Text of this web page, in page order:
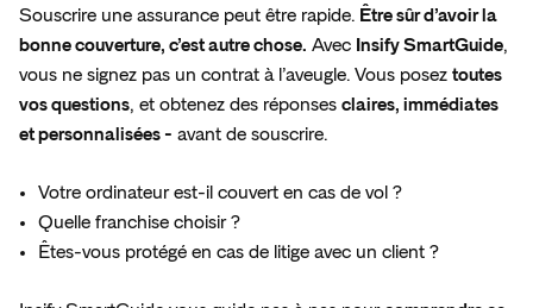
Souscrire une assurance peut être rapide. Être sûr d’avoir la
bonne couverture, c’est autre chose. Avec Insify SmartGuide,
vous ne signez pas un contrat à l’aveugle. Vous posez toutes
vos questions, et obtenez des réponses claires, immédiates
et personnalisées - avant de souscrire.
Votre ordinateur est-il couvert en cas de vol ?
Quelle franchise choisir ?
Êtes-vous protégé en cas de litige avec un client ?